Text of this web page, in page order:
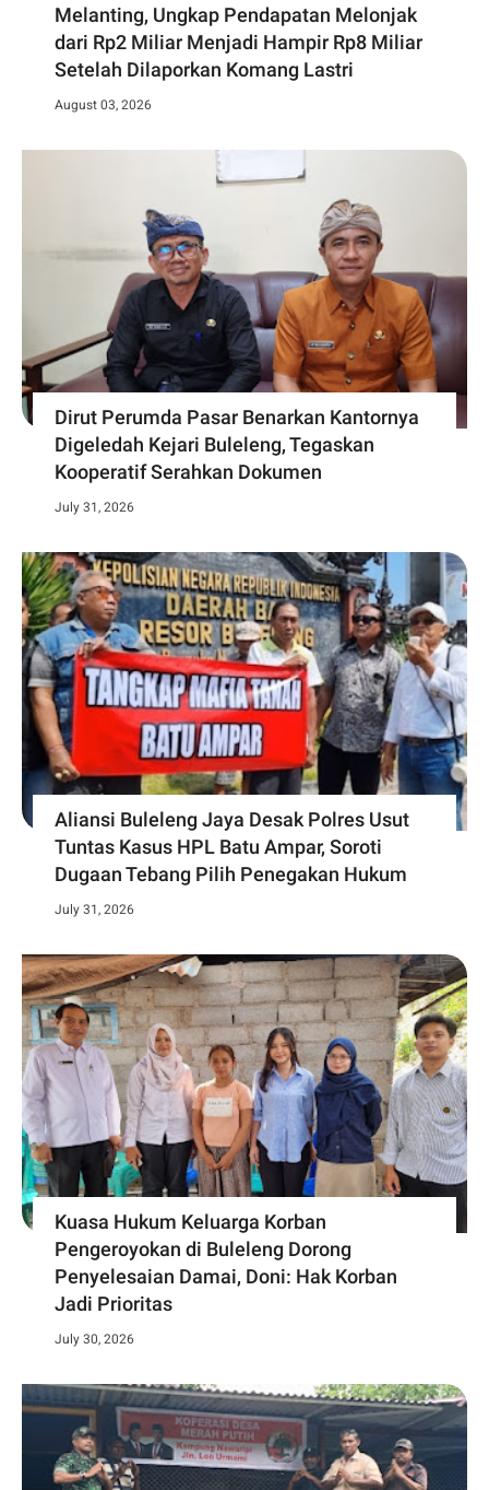
Melanting, Ungkap Pendapatan Melonjak
dari Rp2 Miliar Menjadi Hampir Rp8 Miliar
Setelah Dilaporkan Komang Lastri
August 03, 2026
Dirut Perumda Pasar Benarkan Kantornya
Digeledah Kejari Buleleng, Tegaskan
Kooperatif Serahkan Dokumen
July 31, 2026
Aliansi Buleleng Jaya Desak Polres Usut
Tuntas Kasus HPL Batu Ampar, Soroti
Dugaan Tebang Pilih Penegakan Hukum
July 31, 2026
Kuasa Hukum Keluarga Korban
Pengeroyokan di Buleleng Dorong
Penyelesaian Damai, Doni: Hak Korban
Jadi Prioritas
July 30, 2026